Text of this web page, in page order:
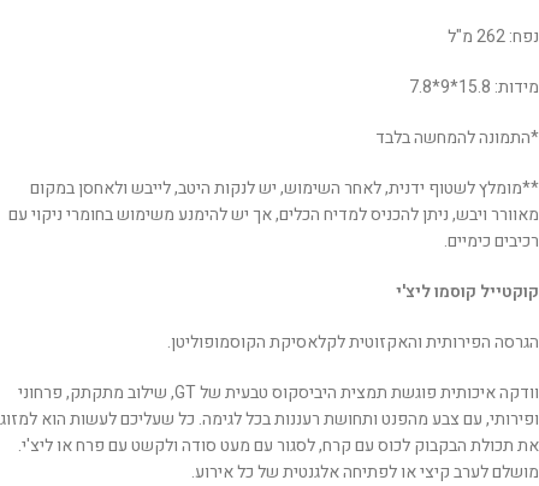
נפח: 262 מ"ל
מידות: 15.8*9*7.8
*התמונה להמחשה בלבד
**מומלץ לשטוף ידנית, לאחר השימוש, יש לנקות היטב, לייבש ולאחסן במקום
מאוורר ויבש, ניתן להכניס למדיח הכלים, אך יש להימנע משימוש בחומרי ניקוי עם
רכיבים כימיים.
קוקטייל קוסמו ליצ'י
הגרסה הפירותית והאקזוטית לקלאסיקת הקוסמופוליטן.
וודקה איכותית פוגשת תמצית היביסקוס טבעית של GT,
שילוב מתקתק, פרחוני
ופירותי, עם צבע מהפנט ותחושת רעננות בכל לגימה. כל שעליכם לעשות הוא למזוג
את תכולת הבקבוק לכוס עם קרח, לסגור עם מעט סודה ולקשט עם פרח או ליצ'י.
מושלם לערב קיצי או לפתיחה אלגנטית של כל אירוע.